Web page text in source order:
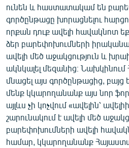
ունեն և հաստատակամ են
գործընթացը խորացնելու
որքան դուք ավելի հավակնոտ
ձեր բարեփոխումների
ավելի մեծ աջակցություն և
ակնկալել մեզանից։
մնացել այս գործընթացից, բայց
մենք կկարողանանք այս նոր
այլևս չի կոչվում «ավելին՝
շարունակում է ավելի մեծ
բարեփոխումների ավելի
համար, կկարողանանք